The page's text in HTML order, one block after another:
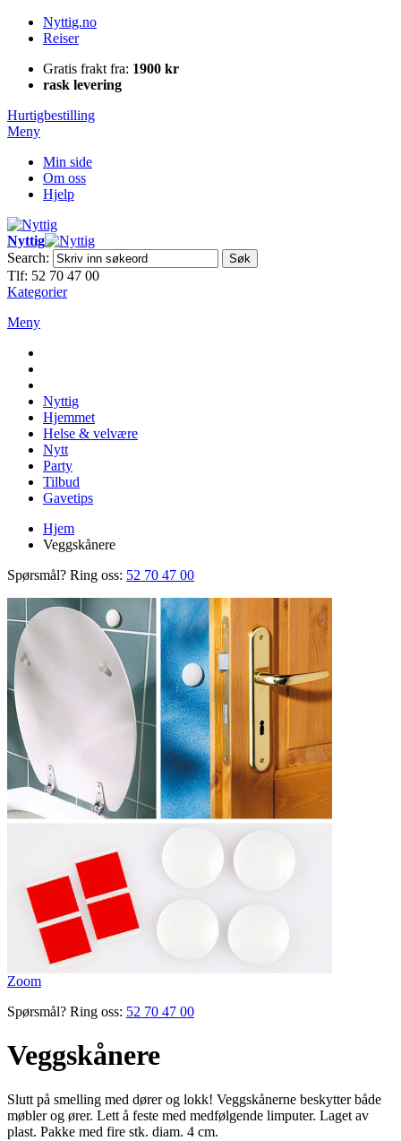
Nyttig.no
Reiser
Gratis frakt fra: 1900 kr
rask levering
Hurtigbestilling
Meny
Min side
Om oss
Hjelp
Nyttig
Search:
Søk
Tlf: 52 70 47 00
Kategorier
Meny
Nyttig
Hjemmet
Helse & velvære
Nytt
Party
Tilbud
Gavetips
Hjem
Veggskånere
Spørsmål? Ring oss: 52 70 47 00
Zoom
Spørsmål? Ring oss: 52 70 47 00
Veggskånere
Slutt på ­smelling med dører og lokk! Vegg­skånerne ­beskytter både
møbler og ører. Lett å feste med medfølgende limputer. Laget av
plast. Pakke med fire stk. diam. 4 cm.